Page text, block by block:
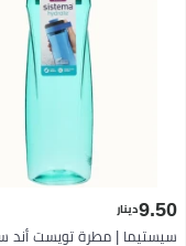
9.50دينار
سيستيما | مطرة تويست أند